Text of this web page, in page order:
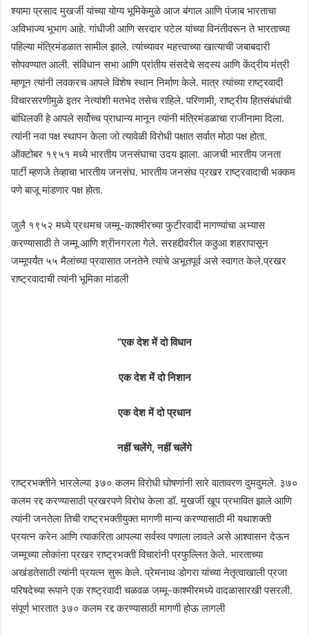
श्यामा प्रसाद मुखर्जी यांच्या योग्य भूमिकेमुळे आज बंगाल आणि पंजाब भारताचा
अविभाज्य भूभाग आहे. गांधीजी आणि सरदार पटेल यांच्या विनंतीवरून ते भारताच्या
पहिल्या मंत्रिमंडळात सामील झाले. त्यांच्यावर महत्त्वाच्या खात्याची जबाबदारी
सोपवण्यात आली. संविधान सभा आणि प्रांतीय संसदेचे सदस्य आणि केंद्रीय मंत्री
म्हणून त्यांनी लवकरच आपले विशेष स्थान निर्माण केले. मात्र त्यांच्या राष्ट्रवादी
विचारसरणीमुळे इतर नेत्यांशी मतभेद तसेच राहिले. परिणामी, राष्ट्रीय हितसंबंधांची
बांधिलकी हे आपले सर्वोच्च प्राधान्य मानून त्यांनी मंत्रिमंडळाचा राजीनामा दिला.
त्यांनी नवा पक्ष स्थापन केला जो त्यावेळी विरोधी पक्षात सर्वात मोठा पक्ष होता.
ऑक्टोबर १९५१ मध्ये भारतीय जनसंघाचा उदय झाला. आजची भारतीय जनता
पार्टी म्हणजे तेव्हाचा भारतीय जनसंघ. भारतीय जनसंघ प्रखर राष्ट्रवादाची भक्कम
पणे बाजू मांडणार पक्ष होता.
जुलै १९५२ मध्ये प्रथमच जम्मू-काश्मीरच्या फुटीरवादी मागण्यांचा अभ्यास
करण्यासाठी ते जम्मू आणि श्रीनगरला गेले. सरहद्दीवरील कठुआ शहरापासून
जम्मूपर्यंत ५५ मैलांच्या प्रवासात जनतेने त्यांचे अभूतपूर्व असे स्वागत केले.प्रखर
राष्ट्रवादाची त्यांनी भूमिका मांडली
“एक देश में दो विधान
एक देश में दो निशान
एक देश में दो प्रधान
नहीं चलेंगे, नहीं चलेंगे
राष्ट्रभक्तीने भारलेल्या ३७० कलम विरोधी घोषणांनी सारे वातावरण दुमदुमले. ३७०
कलम रद्द करण्यासाठी प्रखरपणे विरोध केला डॉ. मुखर्जी खूप प्रभावित झाले आणि
त्यांनी जनतेला तिची राष्ट्रभक्तीयुक्त मागणी मान्य करण्यासाठी मी यथाशक्ती
प्रयत्न करेन आणि त्याकरिता आपल्या सर्वस्व पणाला लावले असे आश्वासन देऊन
जम्मूच्या लोकांना प्रखर राष्ट्रभक्ती विचारांनी प्रफुल्लित केले. भारताच्या
अखंडतेसाठी त्यांनी प्रयत्न सुरू केले. प्रेमनाथ डोगरा यांच्या नेतृत्वाखाली प्रजा
परिषदेच्या रूपाने एक राष्ट्रवादी चळवळ जम्मू-काश्मीरमध्ये वादळासारखी पसरली.
संपूर्ण भारतात ३७० कलम रद्द करण्यासाठी मागणी होऊ लागली